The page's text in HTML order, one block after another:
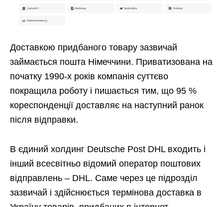
Доставкою придбаного товару зазвичай
займається пошта Німеччини. Приватизована на
початку 1990-х років компанія суттєво
покращила роботу і пишається тим, що 95 %
кореспонденції доставляє на наступний ранок
після відправки.
В єдиний холдинг Deutsche Post DHL входить і
інший всесвітньо відомий оператор поштових
відправлень – DHL. Саме через це підрозділ
зазвичай і здійснюється термінова доставка в